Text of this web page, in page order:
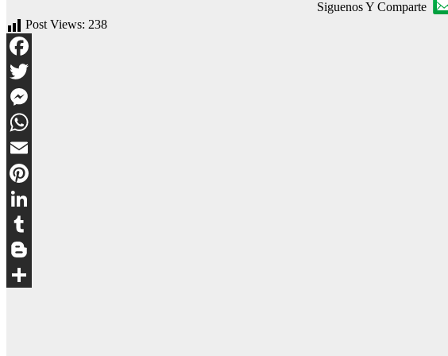
Siguenos Y Comparte
Post Views: 238
Facebook
Twitter
Messenger
WhatsApp
Email
Pinterest
LinkedIn
Tumblr
Blogger